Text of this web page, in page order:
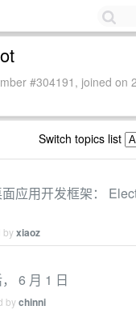
#304191, joined on
Switch topics list
应用开发框架：
byxiaoz
6 月 1 日
bychinni